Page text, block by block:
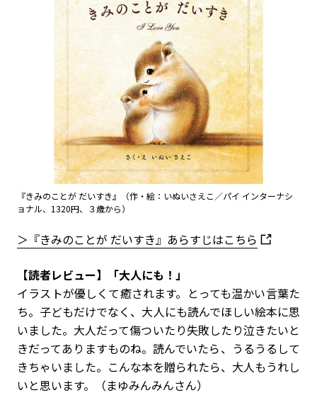
『きみのことが だいすき』（作・絵：いぬいさえこ／パイ インターナシ
ョナル、1320円、３歳から）
＞『きみのことが だいすき』あらすじはこちら
【読者レビュー】「大人にも！」
イラストが優しくて癒されます。とっても温かい言葉た
ち。子どもだけでなく、大人にも読んでほしい絵本に思
いました。大人だって傷ついたり失敗したり泣きたいと
きだってありますものね。読んでいたら、うるうるして
きちゃいました。こんな本を贈られたら、大人もうれし
いと思います。（まゆみんみんさん）